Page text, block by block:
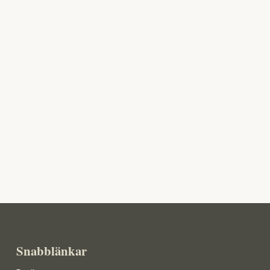
Snabblänkar